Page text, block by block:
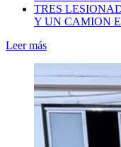
TRES
Y UN CAMION
Leer más